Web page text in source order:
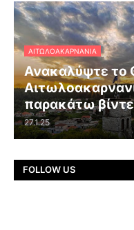
ΑΙΤΩΛΟΑΚΑΡΝΑΝΊΑ
Ανακαλύψτε το
παρακάτω
27.1.25
FOLLOW US